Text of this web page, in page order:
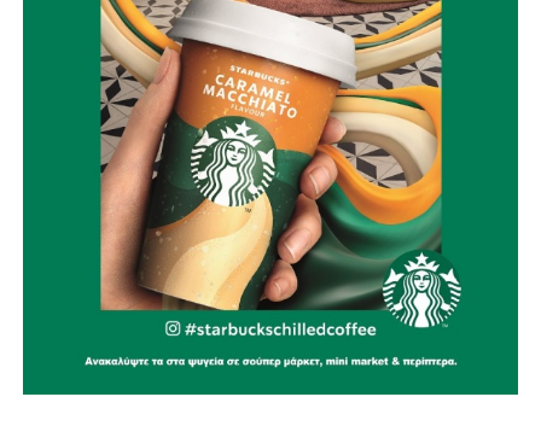
καπνού και πυρκαγιάς.
Αξιοποίηση της Εύηνολίμνης ως επιχειρησιακού
πλεονεκτήματος, εξετάζοντας τη δυνατότητα υδροληψίας
από εναέρια μέσα και δημιουργώντας δίκτυο
υδατοδεξαμενών στις ορεινές δημοτικές ενότητες.
Ίδρυση Δημοτικού Σώματος Εθελοντών Πολιτικής
Προστασίας, με εκπαίδευση, πιστοποίηση και ουσιαστικά
κίνητρα συμμετοχής για νέους, αποστράτους των
Σωμάτων Ασφαλείας και ενεργούς πολίτες, σε
συνεργασία με όλες τις εθελοντικές ομάδες της περιοχής.
Ειδικά σχέδια πυροπροστασίας για μνημεία και
αρχαιολογικούς χώρους, όπως το Κάστρο της